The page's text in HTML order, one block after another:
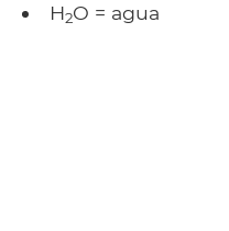
H2O = agua